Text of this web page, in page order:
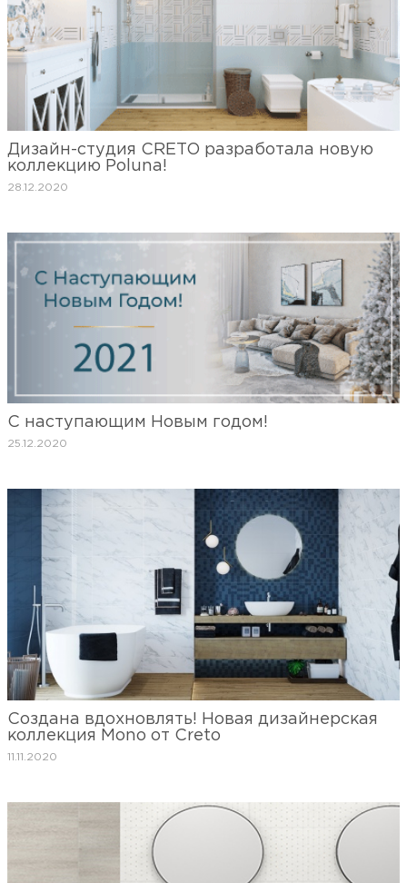
Дизайн-студия CRETO разработала новую
коллекцию Poluna!
28.12.2020
С наступающим Новым годом!
25.12.2020
Создана вдохновлять! Новая дизайнерская
коллекция Mono от Creto
11.11.2020